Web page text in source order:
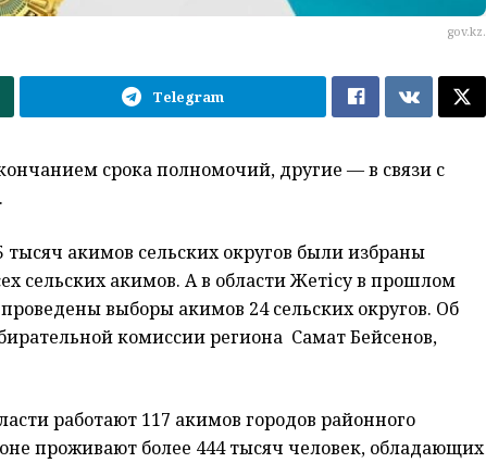
gov.kz.
Telegram
срока полномочий, другие — в связи с
тысяч акимов сельских округов были избраны
сельских акимов. А в области Жетісу в прошлом
выборы акимов 24 сельских округов. Об
комиссии региона Самат Бейсенов,
работают 117 акимов городов районного
проживают более 444 тысяч человек, обладающих